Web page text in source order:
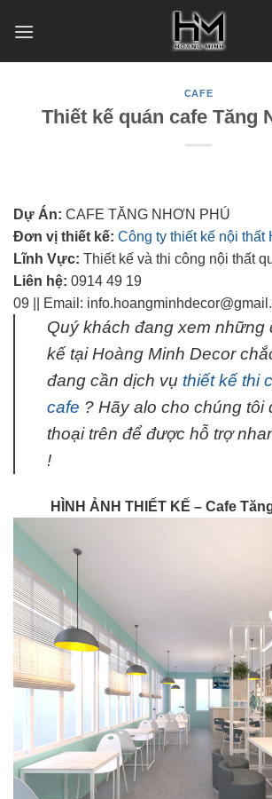
CAFE
Thiết kế quán cafe Tăng
Dự Án: CAFE TĂNG NHƠN PHÚ
Đơn vị thiết kế: Công ty thiết kế nội thất
Lĩnh Vực: Thiết kế và thi công nội thất
Liên hệ: 0914 49 19
09 || Email:
Quý khách đang xem những
kế tại Hoàng Minh Decor
đang cần dịch vụ thiết kế thi
cafe ? Hãy alo cho chúng tôi
thoại trên để được hỗ trợ
!
HÌNH ẢNH THIẾT KẾ – Cafe